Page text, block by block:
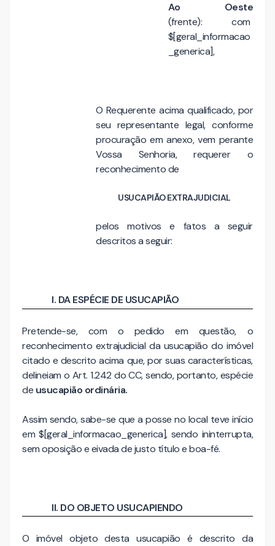
Ao Oeste
(frente): com
$[geral_informacao
_generica],
O Requerente acima qualificado, por
seu representante legal, conforme
procuração em anexo, vem perante
Vossa Senhoria, requerer o
reconhecimento de
USUCAPIÃO EXTRAJUDICIAL
pelos motivos e fatos a seguir
descritos a seguir:
I. DA ESPÉCIE DE USUCAPIÃO
Pretende-se, com o pedido em questão, o
reconhecimento extrajudicial da usucapião do imóvel
citado e descrito acima que, por suas características,
delineiam o Art. 1.242 do CC, sendo, portanto, espécie
de usucapião ordinária.
Assim sendo, sabe-se que a posse no local teve início
em$[geral_informacao_generica], sendo ininterrupta,
sem oposição e eivada de justo título e boa-fé.
II. DO OBJETO USUCAPIENDO
O imóvel objeto desta usucapião é descrito da